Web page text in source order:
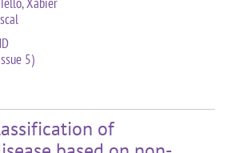
5)
of